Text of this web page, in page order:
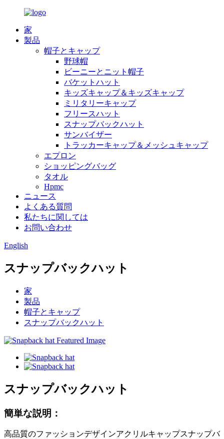
家
製品
帽子とキャップ
野球帽
ビーニーとニット帽子
バケットハット
キッズキャップ＆キッズキャップ
ミリタリーキャップ
フリースハット
スナップバックハット
サンバイザー
トラッカーキャップ＆メッシュキャップ
エプロン
ショッピングバッグ
タオル
Hpmc
ニュース
よくある質問
私たちに関しては
お問い合わせ
English
スナップバックハット
家
製品
帽子とキャップ
スナップバックハット
スナップバックハット
簡単な説明：
高品質のファッションデザインアクリルキャップスナップバ